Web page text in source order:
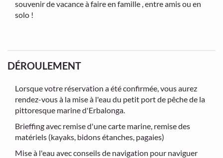
souvenir de vacance à faire en famille , entre amis ou en
solo !
DÉROULEMENT
Lorsque votre réservation a été confirmée, vous aurez
rendez-vous à la mise à l'eau du petit port de pêche de la
pittoresque marine d'Erbalonga.
Brieffing avec remise d'une carte marine, remise des
matériels (kayaks, bidons étanches, pagaies)
Mise à l'eau avec conseils de navigation pour naviguer